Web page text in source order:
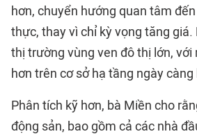
hơn, chuyển hướng quan tâm
thực, thay vì chỉ kỳ vọng tăng
thị trường vùng ven đô thị lớn, với
hơn trên cơ sở hạ tầng ngày
Phân tích kỹ hơn, bà Miền cho
động sản, bao gồm cả các nhà